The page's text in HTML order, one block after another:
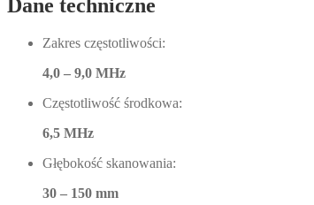
Dane techniczne
Zakres częstotliwości:
4,0 – 9,0 MHz
Częstotliwość środkowa:
6,5 MHz
Głębokość skanowania:
30 – 150 mm